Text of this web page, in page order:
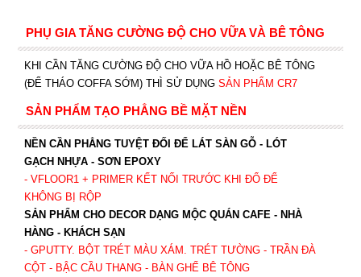
PHỤ GIA TĂNG CƯỜNG ĐỘ CHO VỮA VÀ BÊ TÔNG
KHI CẦN TĂNG CƯỜNG ĐỘ CHO VỮA HỒ HOẶC BÊ TÔNG
(ĐỂ THÁO COFFA SỚM) THÌ SỬ DỤNG SẢN PHẨM CR7
SẢN PHẨM TẠO PHẲNG BỀ MẶT NỀN
NỀN CẦN PHẲNG TUYỆT ĐỐI ĐỂ LÁT SÀN GỖ - LÓT
GẠCH NHỰA - SƠN EPOXY
- VFLOOR1+ PRIMER KẾT NỐI TRƯỚC KHI ĐỔ ĐỂ
KHÔNG BỊ RỘP
SẢN PHẨM CHO DECOR DẠNG MỘC QUÁN CAFE - NHÀ
HÀNG - KHÁCH SẠN
- GPUTTY. BỘT TRÉT MÀU XÁM. TRÉT TƯỜNG - TRẦN ĐÀ
CỘT - BẬC CẦU THANG - BÀN GHẾ BÊ TÔNG